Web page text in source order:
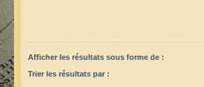
Afficher les résultats sous forme de :
Trier les résultats par :